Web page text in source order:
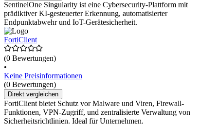
SentinelOne Singularity ist eine Cybersecurity-Plattform mit
prädiktiver KI-gesteuerter Erkennung, automatisierter
Endpunktabwehr und IoT-Gerätesicherheit.
FortiClient
(0 Bewertungen)
•
Keine Preisinformationen
(0 Bewertungen)
Direkt vergleichen
FortiClient bietet Schutz vor Malware und Viren, Firewall-
Funktionen, VPN-Zugriff, und zentralisierte Verwaltung von
Sicherheitsrichtlinien. Ideal für Unternehmen.